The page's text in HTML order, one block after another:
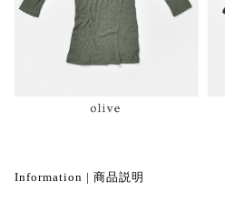
Information | 商品説明